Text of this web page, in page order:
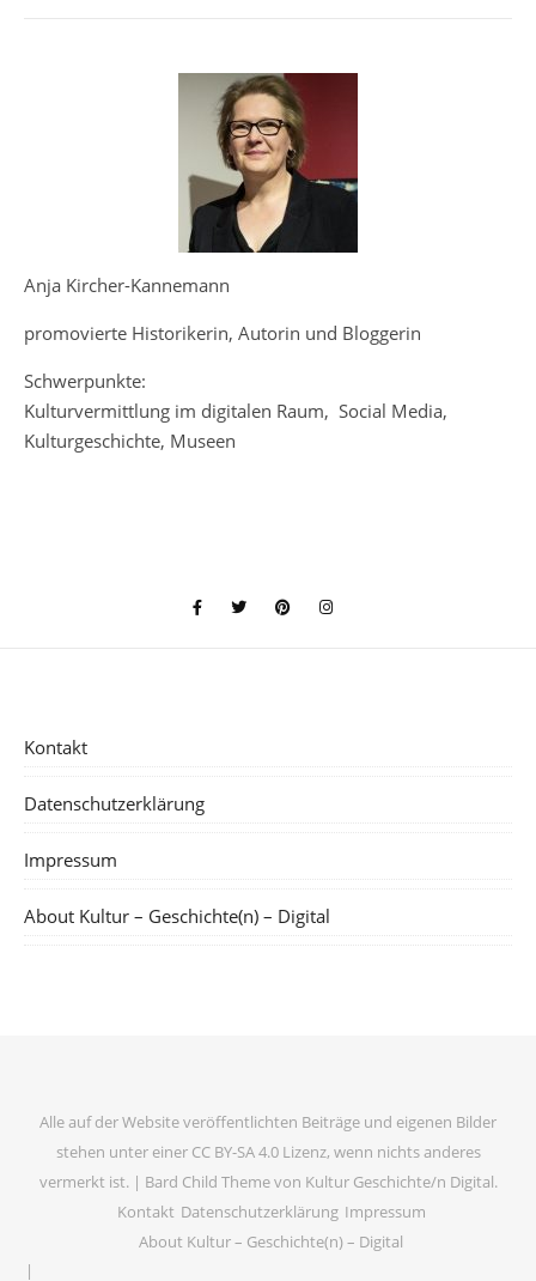
Anja Kircher-Kannemann
promovierte Historikerin, Autorin und Bloggerin
Schwerpunkte:
Kulturvermittlung im digitalen Raum, Social Media,
Kulturgeschichte, Museen
Kontakt
Datenschutzerklärung
Impressum
About Kultur – Geschichte(n) – Digital
Alle auf der Website veröffentlichten Beiträge und eigenen Bilder
stehen unter einer CC BY-SA 4.0 Lizenz, wenn nichts anderes
vermerkt ist. | Bard Child Theme von Kultur Geschichte/n Digital.
Kontakt Datenschutzerklärung Impressum
About Kultur – Geschichte(n) – Digital